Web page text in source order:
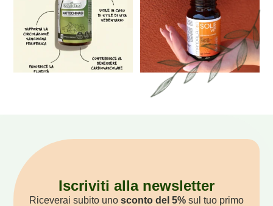
Iscriviti alla newsletter
Riceverai subito uno sconto del 5% sul tuo primo